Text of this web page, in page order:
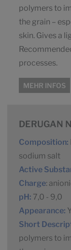
polymers to
the grain –
skin. Gives a
processes.
MEHR INFOS
DERUGAN
Composition:
sodium salt
Active
Charge:
pH: 7,0 - 9,0
Appearance:
Short
polymers to